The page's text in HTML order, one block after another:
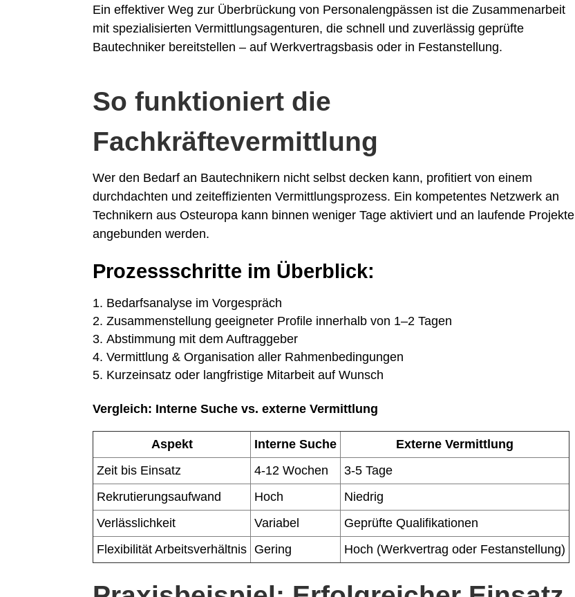
Ein effektiver Weg zur Überbrückung von Personalengpässen ist die Zusammenarbeit
mit spezialisierten Vermittlungsagenturen, die schnell und zuverlässig geprüfte
Bautechniker bereitstellen – auf Werkvertragsbasis oder in Festanstellung.
So funktioniert die
Fachkräftevermittlung
Wer den Bedarf an Bautechnikern nicht selbst decken kann, profitiert von einem
durchdachten und zeiteffizienten Vermittlungsprozess. Ein kompetentes Netzwerk an
Technikern aus Osteuropa kann binnen weniger Tage aktiviert und an laufende Projekte
angebunden werden.
Prozessschritte im Überblick:
Bedarfsanalyse im Vorgespräch
Zusammenstellung geeigneter Profile innerhalb von 1–2 Tagen
Abstimmung mit dem Auftraggeber
Vermittlung & Organisation aller Rahmenbedingungen
Kurzeinsatz oder langfristige Mitarbeit auf Wunsch
Vergleich: Interne Suche vs. externe Vermittlung
Aspekt Interne Suche
Externe Vermittlung
Zeit bis Einsatz
4-12 Wochen
3-5 Tage
Rekrutierungsaufwand
Hoch
Niedrig
Verlässlichkeit
Variabel
Geprüfte Qualifikationen
Flexibilität Arbeitsverhältnis Gering Hoch (Werkvertrag oder Festanstellung)